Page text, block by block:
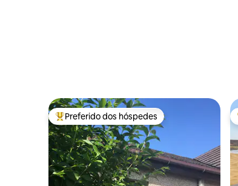
Entre os melhores preferidos dos hóspedes
Preferido dos hóspedes